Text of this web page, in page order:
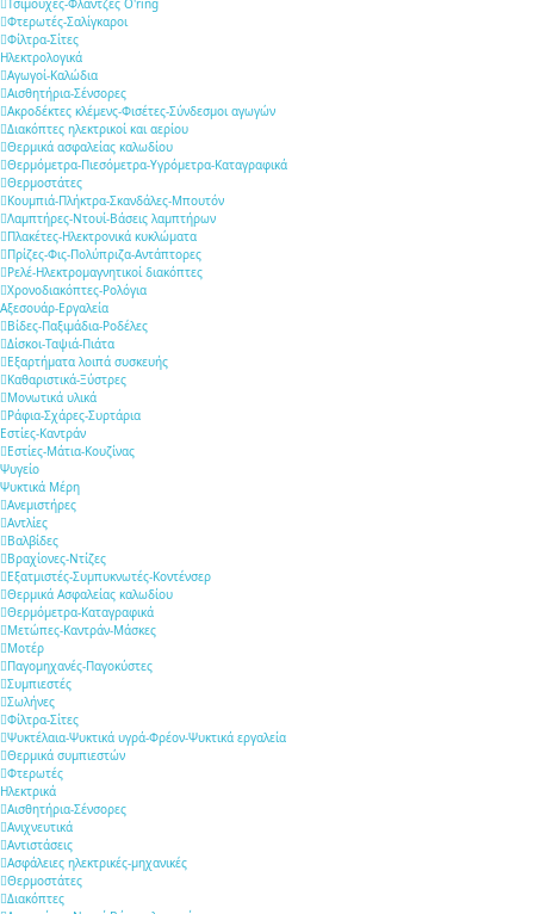
Τσιμούχες-Φλάντζες O'ring
Φτερωτές-Σαλίγκαροι
Φίλτρα-Σίτες
Ηλεκτρολογικά
Αγωγοί-Καλώδια
Αισθητήρια-Σένσορες
Ακροδέκτες κλέμενς-Φισέτες-Σύνδεσμοι αγωγών
Διακόπτες ηλεκτρικοί και αερίου
Θερμικά ασφαλείας καλωδίου
Θερμόμετρα-Πιεσόμετρα-Υγρόμετρα-Καταγραφικά
Θερμοστάτες
Κουμπιά-Πλήκτρα-Σκανδάλες-Μπουτόν
Λαμπτήρες-Ντουί-Βάσεις λαμπτήρων
Πλακέτες-Ηλεκτρονικά κυκλώματα
Πρίζες-Φις-Πολύπριζα-Αντάπτορες
Ρελέ-Ηλεκτρομαγνητικοί διακόπτες
Χρονοδιακόπτες-Ρολόγια
Αξεσουάρ-Εργαλεία
Βίδες-Παξιμάδια-Ροδέλες
Δίσκοι-Ταψιά-Πιάτα
Εξαρτήματα λοιπά συσκευής
Καθαριστικά-Ξύστρες
Μονωτικά υλικά
Ράφια-Σχάρες-Συρτάρια
Εστίες-Καντράν
Εστίες-Μάτια-Κουζίνας
Ψυγείο
Ψυκτικά Μέρη
Ανεμιστήρες
Αντλίες
Βαλβίδες
Βραχίονες-Ντίζες
Εξατμιστές-Συμπυκνωτές-Κοντένσερ
Θερμικά Ασφαλείας καλωδίου
Θερμόμετρα-Καταγραφικά
Μετώπες-Καντράν-Μάσκες
Μοτέρ
Παγομηχανές-Παγοκύστες
Συμπιεστές
Σωλήνες
Φίλτρα-Σίτες
Ψυκτέλαια-Ψυκτικά υγρά-Φρέον-Ψυκτικά εργαλεία
Θερμικά συμπιεστών
Φτερωτές
Ηλεκτρικά
Αισθητήρια-Σένσορες
Aνιχνευτικά
Αντιστάσεις
Ασφάλειες ηλεκτρικές-μηχανικές
Θερμοστάτες
Διακόπτες